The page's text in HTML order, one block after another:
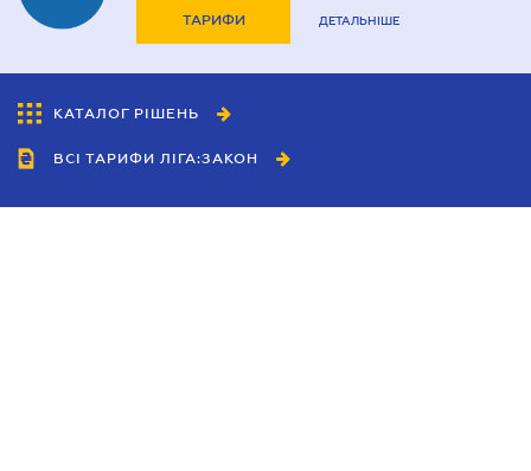
ТАРИФИ ДЕТАЛЬНІШЕ
КАТАЛОГ РІШЕНЬ
ВСІ ТАРИФИ ЛІГА:ЗАКОН